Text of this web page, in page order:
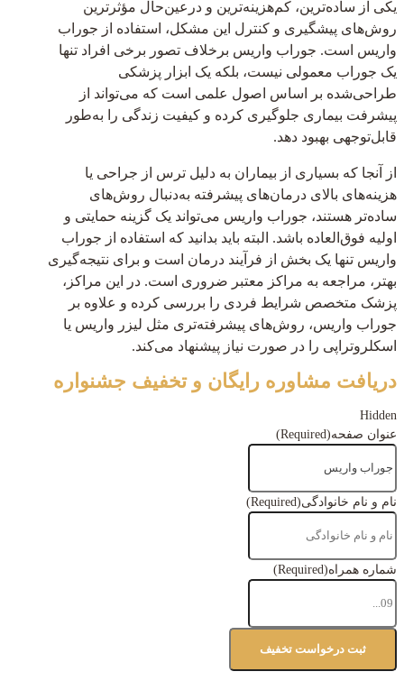
یکی از ساده‌ترین، کم‌هزینه‌ترین و درعین‌حال مؤثرترین
روش‌های پیشگیری و کنترل این مشکل، استفاده از جوراب
واریس است. جوراب واریس برخلاف تصور برخی افراد تنها
یک جوراب معمولی نیست، بلکه یک ابزار پزشکی
طراحی‌شده بر اساس اصول علمی است که می‌تواند از
پیشرفت بیماری جلوگیری کرده و کیفیت زندگی را به‌طور
قابل‌توجهی بهبود دهد.
از آنجا که بسیاری از بیماران به دلیل ترس از جراحی یا
هزینه‌های بالای درمان‌های پیشرفته به‌دنبال روش‌های
ساده‌تر هستند، جوراب واریس می‌تواند یک گزینه حمایتی و
اولیه فوق‌العاده باشد. البته باید بدانید که استفاده از جوراب
واریس تنها یک بخش از فرآیند درمان است و برای نتیجه‌گیری
بهتر، مراجعه به مراکز معتبر ضروری است. در این مراکز،
پزشک متخصص شرایط فردی را بررسی کرده و علاوه بر
جوراب واریس، روش‌های پیشرفته‌تری مثل لیزر واریس یا
اسکلروتراپی را در صورت نیاز پیشنهاد می‌کند.
دریافت مشاوره رایگان و تخفیف جشنواره
Hidden
عنوان صفحه(Required)
نام و نام خانوادگی(Required)
شماره همراه(Required)